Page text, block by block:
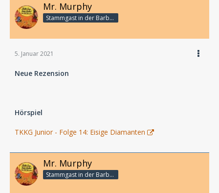
Mr. Murphy
Stammgast in der Barbarabar
5. Januar 2021
Neue Rezension
Hörspiel
TKKG Junior - Folge 14: Eisige Diamanten
Mr. Murphy
Stammgast in der Barbarabar